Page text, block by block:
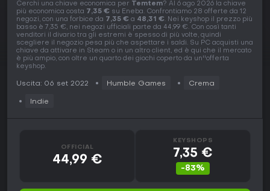
Cerchi una chiave economica per Temtem? Al 6 ago 2026 la chiave
più economica costa 7,35 € su Eneba. Confrontiamo 28 offerte da 12
negozi, con una forbice da 7,35 € a 48,31 €. Nei keyshop il prezzo più
basso è 7,35 €, nei negozi ufficiali parte da 44,99 €. Con così tanti
venditori il divario tra gli estremi è spesso di più volte, quindi
scegliere il negozio pesa più che aspettare i saldi. Su PC acquisti una
chiave da attivare in Steam o in un altro client, ed è qui che il mercato
è più ampio, con oltre un quarto dei giochi coperto da un''offerta
keyshop.
Uscita: 06 set 2022 Humble Games Crema
Indie
OFFICIAL
44,99 €
KEYSHOPS
7,35 €
-83%